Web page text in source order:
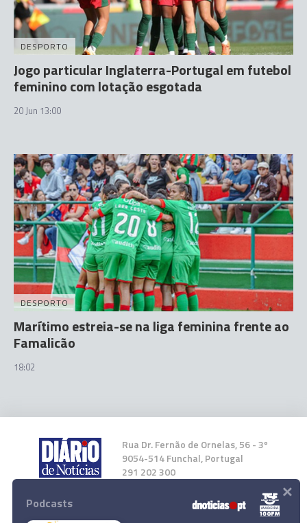
DESPORTO
Jogo particular Inglaterra-Portugal em futebol
feminino com lotação esgotada
20 Jun 13:00
DESPORTO
Marítimo estreia-se na liga feminina frente ao
Famalicão
18:02
Rua Dr. Fernão de Ornelas, 56 - 3º
9054-514 Funchal, Portugal
291 202 300
Instale a nossa App
Podcasts ×